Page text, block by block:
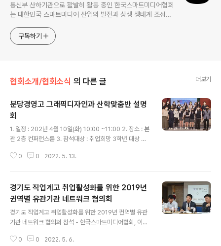
통신부 산하기관으로 활발히 활동 중인 한국스마트미디어협회
는 대한민국 스마트미디어 산업의 발전과 상생 생태계 조성을
제작, 홍보, 모바일 서비스 등 다양한 분야의 300여 개 기업
및 기관이 주요 회원사로 참여하여 상생을 통한 새로운 부가가
구독하기
협회소개/협회소식 의 다른 글 더보기
분당경영고 그래픽디자인과 산학맞춤반 설명
회
1. 일정 : 202년 4월 10일(화) 10:00 ~11:00 2. 장소 : 본
관 2층 컨퍼런스룸 3. 참석대상 : 취업희망 3학년 대상 그
몰 운영과정에 대한 교육 커리큘럼과 직업진로 선택에 방
스터 2급 자격증 취득가능, 관련분야 취업에 가산점 혜택
부여 등 취준생들에게 직무교육에 기회를 마련해 줄수 있
는 시간이었다 5. 설명회 주요사진
0 0 2022. 5. 13.
경기도 직업계고 취업활성화를 위한 2019년
귄역별 유관기관 네트워크 협의회
경기도 직업계고 취업활성화를 위한 2019년 귄역별 유관
기관 네트워크 협의회 참석 - 한국스마트미디어협회, 이노
고 교장 및 진로부장선생님이 참석하셨습니다. 이번 행사
0 0 2022. 5. 6.